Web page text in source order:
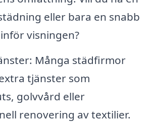
eller bara en snabb
visningen?
Många städfirmor
tjänster som
golvvård eller
renovering av textilier.